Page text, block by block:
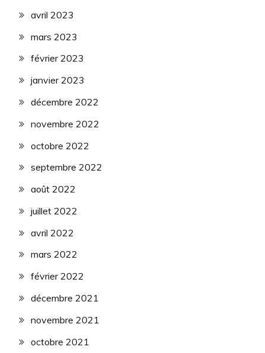
avril 2023
mars 2023
février 2023
janvier 2023
décembre 2022
novembre 2022
octobre 2022
septembre 2022
août 2022
juillet 2022
avril 2022
mars 2022
février 2022
décembre 2021
novembre 2021
octobre 2021